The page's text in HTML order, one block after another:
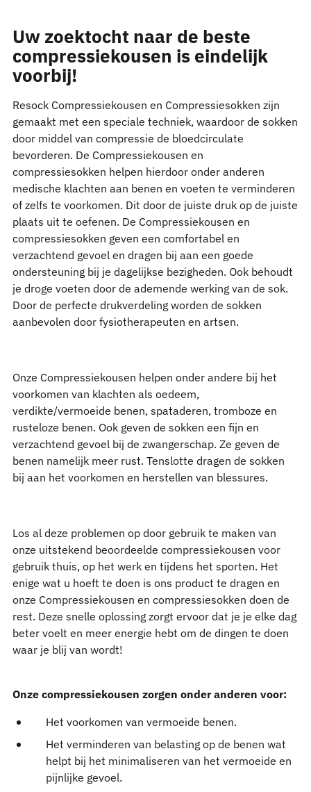
Uw zoektocht naar de beste
compressiekousen is eindelijk
voorbij!
Resock Compressiekousen en Compressiesokken zijn
gemaakt met een speciale techniek, waardoor de sokken
door middel van compressie de bloedcirculate
bevorderen. De Compressiekousen en
compressiesokken helpen hierdoor onder anderen
medische klachten aan benen en voeten te verminderen
of zelfs te voorkomen. Dit door de juiste druk op de juiste
plaats uit te oefenen. De Compressiekousen en
compressiesokken geven een comfortabel en
verzachtend gevoel en dragen bij aan een goede
ondersteuning bij je dagelijkse bezigheden. Ook behoudt
je droge voeten door de ademende werking van de sok.
Door de perfecte drukverdeling worden de sokken
aanbevolen door fysiotherapeuten en artsen.
Onze Compressiekousen helpen onder andere bij het
voorkomen van klachten als oedeem,
verdikte/vermoeide benen, spataderen, tromboze en
rusteloze benen. Ook geven de sokken een fijn en
verzachtend gevoel bij de zwangerschap. Ze geven de
benen namelijk meer rust. Tenslotte dragen de sokken
bij aan het voorkomen en herstellen van blessures.
Los al deze problemen op door gebruik te maken van
onze uitstekend beoordeelde compressiekousen voor
gebruik thuis, op het werk en tijdens het sporten. Het
enige wat u hoeft te doen is ons product te dragen en
onze Compressiekousen en compressiesokken doen de
rest. Deze snelle oplossing zorgt ervoor dat je je elke dag
beter voelt en meer energie hebt om de dingen te doen
waar je blij van wordt!
Onze compressiekousen zorgen onder anderen voor:
Het voorkomen van vermoeide benen.
Het verminderen van belasting op de benen wat
helpt bij het minimaliseren van het vermoeide en
pijnlijke gevoel.